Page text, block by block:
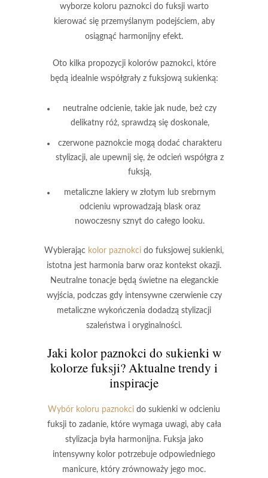
wyborze koloru paznokci do fuksji warto
kierować się przemyślanym podejściem, aby
osiągnąć harmonijny efekt.
Oto kilka propozycji kolorów paznokci, które
będą idealnie współgrały z fuksjową sukienką:
neutralne odcienie, takie jak nude, beż czy
delikatny róż, sprawdzą się doskonale,
czerwone paznokciemogą dodać charakteru
stylizacji, ale upewnij się, że odcień współgra z
fuksją,
metaliczne lakieryw złotym lub srebrnym
odcieniu wprowadzają blask oraz
nowoczesny sznyt do całego looku.
Wybierając kolor paznokci do fuksjowej sukienki,
istotna jest harmonia barw oraz kontekst okazji.
Neutralne tonacje będą świetne na eleganckie
wyjścia, podczas gdy intensywne czerwienie czy
metaliczne wykończenia dodadzą stylizacji
szaleństwa i oryginalności.
Jaki kolor paznokci do sukienki w
kolorze fuksji? Aktualne trendy i
inspiracje
Wybór koloru paznokci do sukienki w odcieniu
fuksjito zadanie, które wymaga uwagi, aby cała
stylizacja była harmonijna. Fuksja jako
intensywny kolor potrzebuje odpowiedniego
manicure, który zrównoważy jego moc.